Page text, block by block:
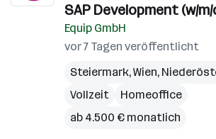
SAP Development (w/m/
Equip GmbH
vor 7 Tagen veröffentlicht
Steiermark,Wien,
Vollzeit
Homeoffice
ab 4.500 € monatlich